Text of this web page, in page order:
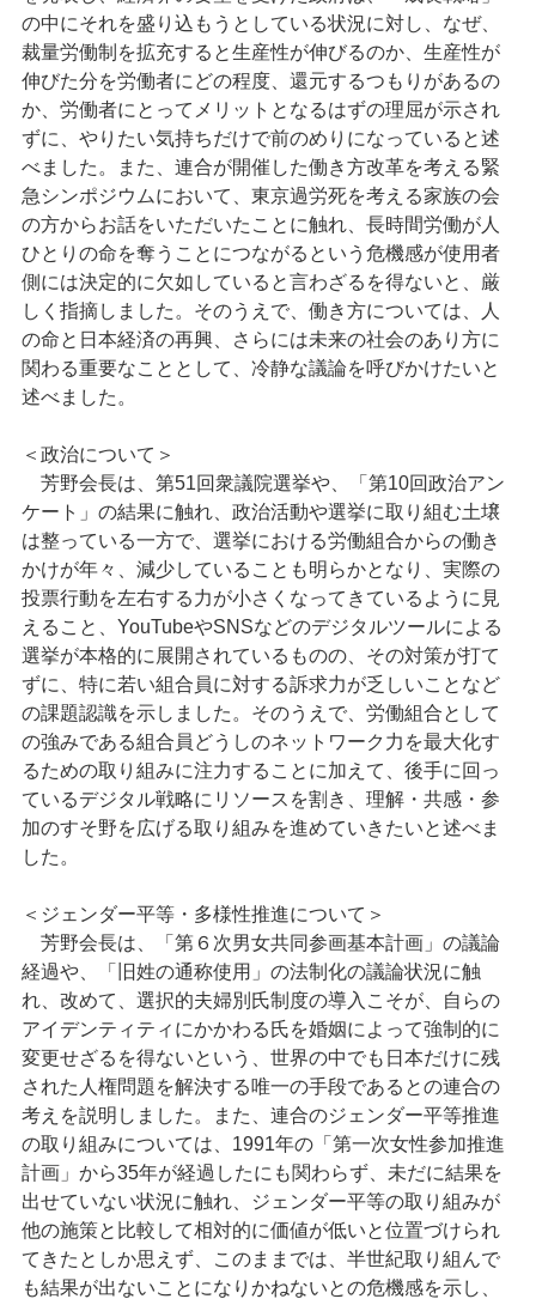
の中にそれを盛り込もうとしている状況に対し、なぜ、
裁量労働制を拡充すると生産性が伸びるのか、生産性が
伸びた分を労働者にどの程度、還元するつもりがあるの
か、労働者にとってメリットとなるはずの理屈が示され
ずに、やりたい気持ちだけで前のめりになっていると述
べました。また、連合が開催した働き方改革を考える緊
急シンポジウムにおいて、東京過労死を考える家族の会
の方からお話をいただいたことに触れ、長時間労働が人
ひとりの命を奪うことにつながるという危機感が使用者
側には決定的に欠如していると言わざるを得ないと、厳
しく指摘しました。そのうえで、働き方については、人
の命と日本経済の再興、さらには未来の社会のあり方に
関わる重要なこととして、冷静な議論を呼びかけたいと
述べました。
＜政治について＞
芳野会長は、第51回衆議院選挙や、「第10回政治アン
ケート」の結果に触れ、政治活動や選挙に取り組む土壌
は整っている一方で、選挙における労働組合からの働き
かけが年々、減少していることも明らかとなり、実際の
投票行動を左右する力が小さくなってきているように見
えること、YouTubeやSNSなどのデジタルツールによる
選挙が本格的に展開されているものの、その対策が打て
ずに、特に若い組合員に対する訴求力が乏しいことなど
の課題認識を示しました。そのうえで、労働組合として
の強みである組合員どうしのネットワーク力を最大化す
るための取り組みに注力することに加えて、後手に回っ
ているデジタル戦略にリソースを割き、理解・共感・参
加のすそ野を広げる取り組みを進めていきたいと述べま
した。
＜ジェンダー平等・多様性推進について＞
芳野会長は、「第６次男女共同参画基本計画」の議論
経過や、「旧姓の通称使用」の法制化の議論状況に触
れ、改めて、選択的夫婦別氏制度の導入こそが、自らの
アイデンティティにかかわる氏を婚姻によって強制的に
変更せざるを得ないという、世界の中でも日本だけに残
された人権問題を解決する唯一の手段であるとの連合の
考えを説明しました。また、連合のジェンダー平等推進
の取り組みについては、1991年の「第一次女性参加推進
計画」から35年が経過したにも関わらず、未だに結果を
出せていない状況に触れ、ジェンダー平等の取り組みが
他の施策と比較して相対的に価値が低いと位置づけられ
てきたとしか思えず、このままでは、半世紀取り組んで
も結果が出ないことになりかねないとの危機感を示し、